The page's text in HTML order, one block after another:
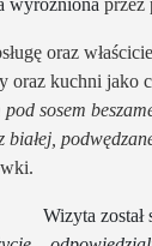
wyróżniona przez
oraz
kuchni jako
sosem
białej,
Wizyta